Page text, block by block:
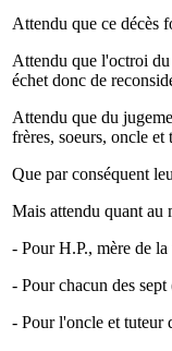
Attendu que ce décès
Attendu que l'octroi
échet donc de
Attendu que du
frères, soeurs, oncle et
Que par conséquent
Mais attendu quant au
- Pour H.P., mère de
- Pour chacun des
- Pour l'oncle et tuteur